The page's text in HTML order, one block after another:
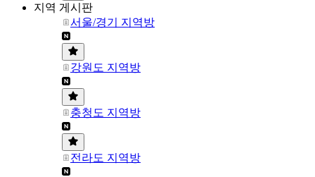
지역 게시판
서울/경기 지역방
강원도 지역방
충청도 지역방
전라도 지역방